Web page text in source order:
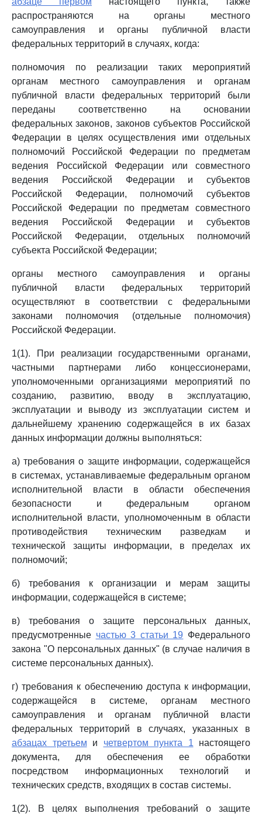
распространяются на органы местного
самоуправления и органы публичной власти
федеральных территорий в случаях, когда:
полномочия по реализации таких мероприятий
органам местного самоуправления и органам
публичной власти федеральных территорий были
переданы соответственно на основании
федеральных законов, законов субъектов Российской
Федерации в целях осуществления ими отдельных
полномочий Российской Федерации по предметам
ведения Российской Федерации или совместного
ведения Российской Федерации и субъектов
Российской Федерации, полномочий субъектов
Российской Федерации по предметам совместного
ведения Российской Федерации и субъектов
Российской Федерации, отдельных полномочий
субъекта Российской Федерации;
органы местного самоуправления и органы
публичной власти федеральных территорий
осуществляют в соответствии с федеральными
законами полномочия (отдельные полномочия)
Российской Федерации.
1(1). При реализации государственными органами,
частными партнерами либо концессионерами,
уполномоченными организациями мероприятий по
созданию, развитию, вводу в эксплуатацию,
эксплуатации и выводу из эксплуатации систем и
дальнейшему хранению содержащейся в их базах
данных информации должны выполняться:
а) требования о защите информации, содержащейся
в системах, устанавливаемые федеральным органом
исполнительной власти в области обеспечения
безопасности и федеральным органом
исполнительной власти, уполномоченным в области
противодействия техническим разведкам и
технической защиты информации, в пределах их
полномочий;
б) требования к организации и мерам защиты
информации, содержащейся в системе;
в) требования о защите персональных данных,
предусмотренные частью 3 статьи 19 Федерального
закона "О персональных данных" (в случае наличия в
системе персональных данных).
г) требования к обеспечению доступа к информации,
содержащейся в системе, органам местного
самоуправления и органам публичной власти
федеральных территорий в случаях, указанных в
абзацах третьем и четвертом пункта 1 настоящего
документа, для обеспечения ее обработки
посредством информационных технологий и
технических средств, входящих в состав системы.
1(2). В целях выполнения требований о защите